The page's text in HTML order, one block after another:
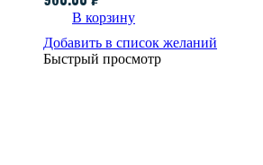
В корзину
Добавить в список желаний
Быстрый просмотр